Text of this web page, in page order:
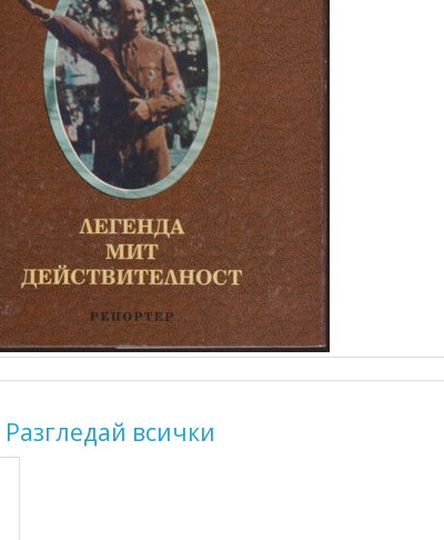
Разгледай всички